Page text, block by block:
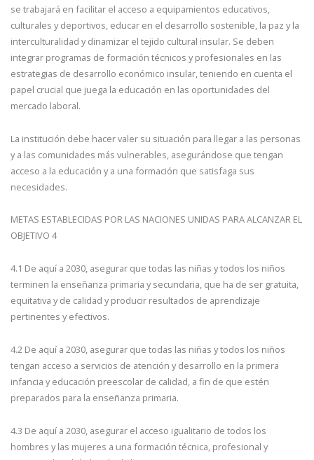
se trabajará en facilitar el acceso a equipamientos educativos,
culturales y deportivos, educar en el desarrollo sostenible, la paz y la
interculturalidad y dinamizar el tejido cultural insular. Se deben
integrar programas de formación técnicos y profesionales en las
estrategias de desarrollo económico insular, teniendo en cuenta el
papel crucial que juega la educación en las oportunidades del
mercado laboral.
La institución debe hacer valer su situación para llegar a las personas
y a las comunidades más vulnerables, asegurándose que tengan
acceso a la educación y a una formación que satisfaga sus
necesidades.
METAS ESTABLECIDAS POR LAS NACIONES UNIDAS PARA ALCANZAR EL
OBJETIVO 4
4.1 De aquí a 2030, asegurar que todas las niñas y todos los niños
terminen la enseñanza primaria y secundaria, que ha de ser gratuita,
equitativa y de calidad y producir resultados de aprendizaje
pertinentes y efectivos.
4.2 De aquí a 2030, asegurar que todas las niñas y todos los niños
tengan acceso a servicios de atención y desarrollo en la primera
infancia y educación preescolar de calidad, a fin de que estén
preparados para la enseñanza primaria.
4.3 De aquí a 2030, asegurar el acceso igualitario de todos los
hombres y las mujeres a una formación técnica, profesional y